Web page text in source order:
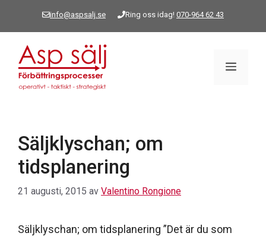
info@aspsalj.se Ring oss idag! 070-964 62 43
Meny
Säljklyschan; om
tidsplanering
21 augusti, 2015 av Valentino Rongione
Säljklyschan; om tidsplanering ”Det är du som